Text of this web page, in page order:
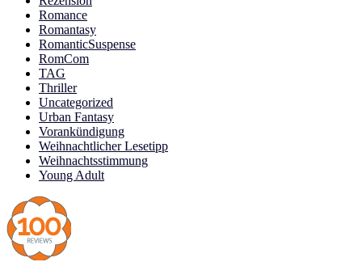
Romance
Romantasy
RomanticSuspense
RomCom
TAG
Thriller
Uncategorized
Urban Fantasy
Vorankündigung
Weihnachtlicher Lesetipp
Weihnachtsstimmung
Young Adult